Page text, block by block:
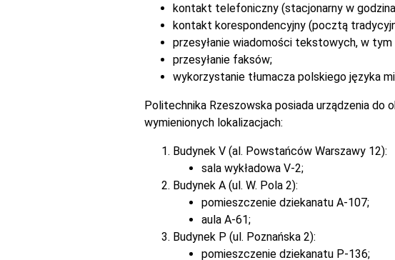
kontakt telefoniczny (stacjonarny w
kontakt korespondencyjny (pocztą
przesyłanie wiadomości tekstowych, w
przesyłanie faksów;
wykorzystanie tłumacza polskiego języka
Politechnika Rzeszowska posiada urządzenia do
wymienionych lokalizacjach:
Budynek V (al. Powstańców Warszawy 12):
sala wykładowa V-2;
Budynek A (ul. W. Pola 2):
pomieszczenie dziekanatu A-107;
aula A-61;
Budynek P (ul. Poznańska 2):
pomieszczenie dziekanatu P-136;